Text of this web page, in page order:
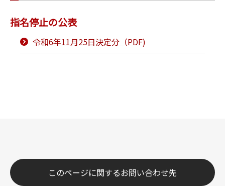
指名停止の公表
令和6年11月25日決定分（PDF)
このページに関するお問い合わせ先